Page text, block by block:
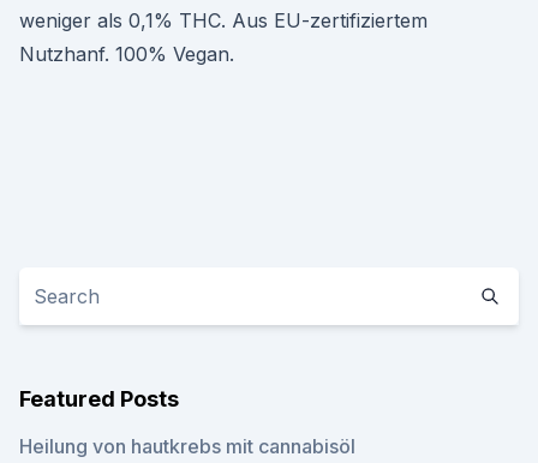
weniger als 0,1% THC. Aus EU-zertifiziertem
Nutzhanf. 100% Vegan.
Featured Posts
Heilung von hautkrebs mit cannabisöl